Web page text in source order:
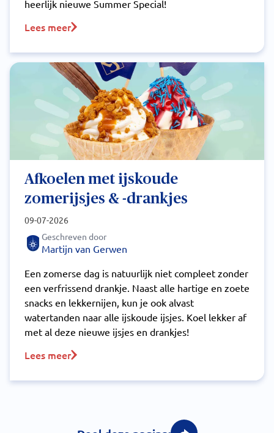
heerlijk nieuwe Summer Special!
Lees meer
Afkoelen met ijskoude
zomerijsjes & -drankjes
09-07-2026
Geschreven door
Martijn van Gerwen
Een zomerse dag is natuurlijk niet compleet zonder
een verfrissend drankje. Naast alle hartige en zoete
snacks en lekkernijen, kun je ook alvast
watertanden naar alle ijskoude ijsjes. Koel lekker af
met al deze nieuwe ijsjes en drankjes!
Lees meer